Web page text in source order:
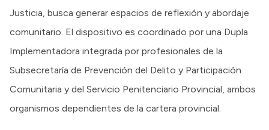
Justicia, busca generar espacios de reflexión y abordaje
comunitario. El dispositivo es coordinado por una Dupla
Implementadora integrada por profesionales de la
Subsecretaría de Prevención del Delito y Participación
Comunitaria y del Servicio Penitenciario Provincial, ambos
organismos dependientes de la cartera provincial.